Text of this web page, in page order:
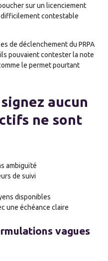
sur un licenciement
contestable
de déclenchement du PRPA
pouvaient contester la note
le permet pourtant
aucun
ne sont
ambiguïté
de suivi
disponibles
une échéance claire
vagues